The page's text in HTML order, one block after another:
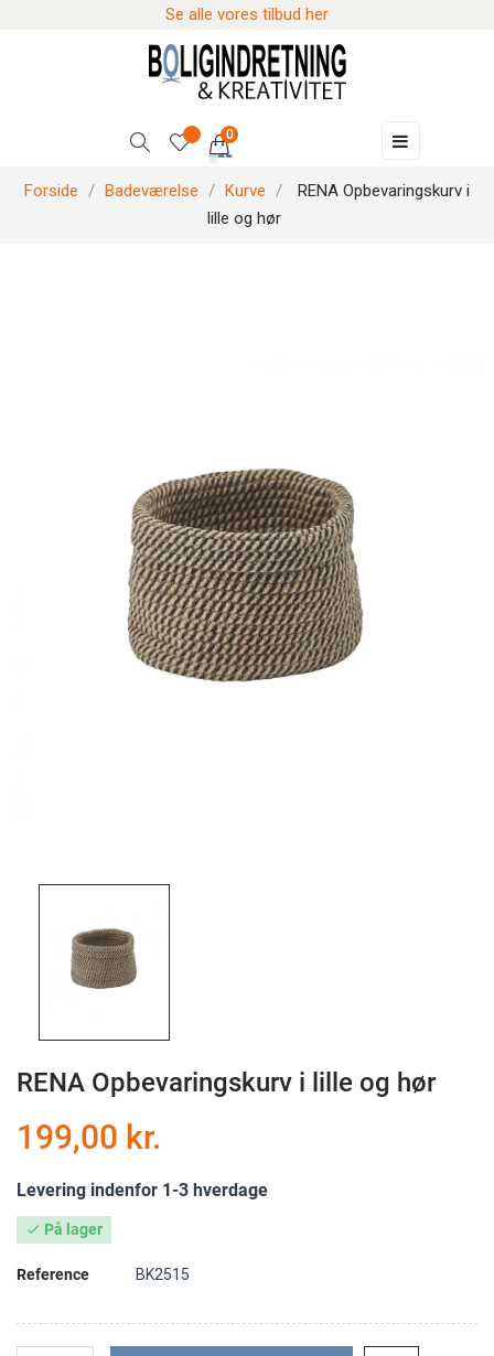
Se alle vores tilbud her
0
Skift
☰
Forside Badeværelse Kurve
RENA Opbevaringskurv i
lille og hør
RENA Opbevaringskurv i lille og hør
199,00 kr.
Levering indenfor 1-3 hverdage
 På lager
Reference BK2515